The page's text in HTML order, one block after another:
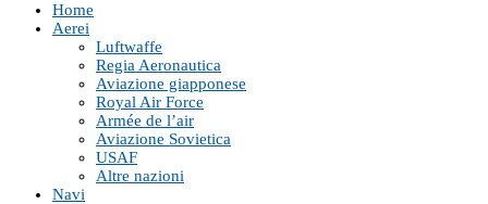
Home
Aerei
Luftwaffe
Regia Aeronautica
Aviazione giapponese
Royal Air Force
Armée de l’air
Aviazione Sovietica
USAF
Altre nazioni
Navi